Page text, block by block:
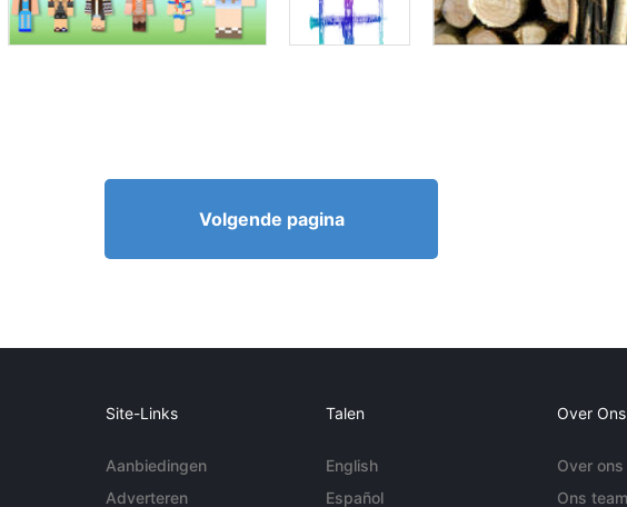
Volgende pagina
Site-Links
Aanbiedingen
Adverteren
Talen
English
Español
Over Ons
Over ons
Ons team